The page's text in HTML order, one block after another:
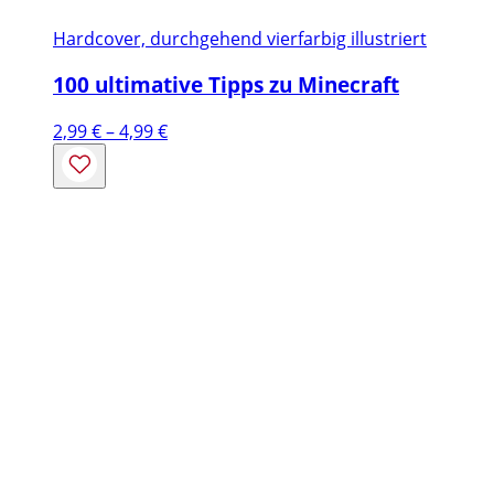
Hardcover, durchgehend vierfarbig illustriert
100 ultimative Tipps zu Minecraft
2,99€–4,99€Preisspanne: